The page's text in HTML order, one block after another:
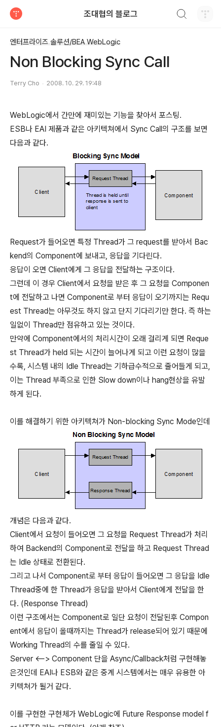
조대협의 블로그
엔터프라이즈 솔루션/BEA WebLogic
Non Blocking Sync Call
Terry Cho 2008. 10. 29. 19:48
WebLogic에서 간만에 재미있는 기능을 찾아서 포스팅.
ESB나 EAI 제품과 같은 아키텍쳐에서 Sync Call의 구조를 보면
다음과 같다.
Request가 들어오면 특정 Thread가 그 request를 받아서 Bac
kend의 Component에 보내고, 응답을 기다린다.
응답이 오면 Client에게 그 응답을 전달하는 구조이다.
그런데 이 경우 Client에서 요청을 받은 후 그 요청을 Componen
t에 전달하고 나면 Component로 부터 응답이 오기까지는 Requ
est Thread는 아무것도 하지 않고 단지 기다리기만 한다. 즉 하는
일없이 Thread만 점유하고 있는 것이다.
만약에 Component에서의 처리시간이 오래 걸리게 되면 Reque
st Thread가 held 되는 시간이 늘어나게 되고 이런 요청이 많을
수록, 시스템 내의 Idle Thread는 기하급수적으로 줄어들게 되고,
이는 Thread 부족으로 인한 Slow down이나 hang현상을 유발
하게 된다.
이를 해결하기 위한 아키텍쳐가 Non-blocking Sync Mode인데
개념은 다음과 같다.
Client에서 요청이 들어오면 그 요청을 Request Thread가 처리
하여 Backend의 Component로 전달을 하고 Request Thread
는 Idle 상태로 전환된다.
그리고 나서 Component로 부터 응답이 들어오면 그 응답을 Idle
Thread중에 한 Thread가 응답을 받아서 Client에게 전달을 한
다. (Response Thread)
이런 구조에서는 Component로 일단 요청이 전달된후 Compon
ent에서 응답이 올때까지는 Thread가 release되어 있기 때문에
Working Thread의 수를 줄일 수 있다.
Server <--> Component 단을 Async/Callback처럼 구현해놓
은것인데 EAI나 ESB와 같은 중계 시스템에서는 매우 유용한 아
키텍쳐가 될거 같다.
이를 구현한 구현체가 WebLogic에 Future Response model f